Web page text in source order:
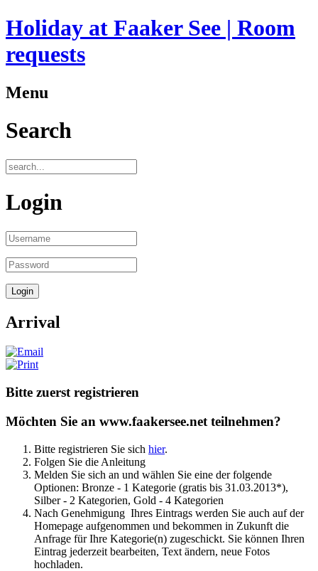
Holiday at Faaker See | Room
requests
Menu
Search
Login
Arrival
Bitte zuerst registrieren
Möchten Sie an www.faakersee.net teilnehmen?
Bitte registrieren Sie sich hier.
Folgen Sie die Anleitung
Melden Sie sich an und wählen Sie eine der folgende
Optionen: Bronze - 1 Kategorie (gratis bis 31.03.2013*),
Silber - 2 Kategorien, Gold - 4 Kategorien
Nach Genehmigung Ihres Eintrags werden Sie auch auf der
Homepage aufgenommen und bekommen in Zukunft die
Anfrage für Ihre Kategorie(n) zugeschickt. Sie können Ihren
Eintrag jederzeit bearbeiten, Text ändern, neue Fotos
hochladen.